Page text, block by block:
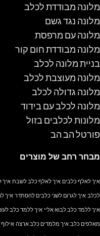
מלונה מבודדת לכלב
מלונה נגד גשם
מלונה עם מרפסת
מלונה מבודדת חום קור
בניית מלונה לכלב
מלונה מעוצבת לכלב
מלונה גדולה לכלב
מלונה לכלב עם בידוד
מלונות לכלבים בזול
פורטל הב הב
מבחר רחב של מוצרים
איך לאלף כלבים איך לאלף כלב לשבת איך
לכלב איך לגרום לשני כלבים להסתדר איך
איך ללמד כלב לבוא אליי איך ללמד כלב
מאלפים כלב איך מלמדים כלב ארצה אילוף